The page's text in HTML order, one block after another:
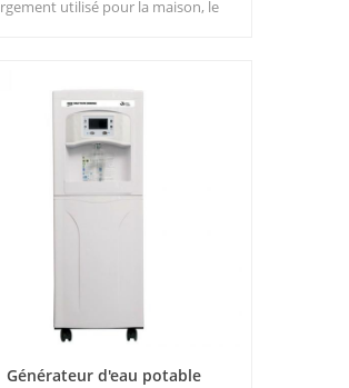
utilisé pour la maison, le
amp; 80% HR.
Générateur d'eau potable